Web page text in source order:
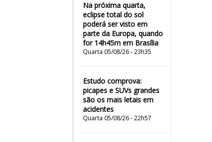
Na próxima quarta,
eclipse total do sol
poderá ser visto em
parte da Europa, quando
for 14h45m em Brasília
Quarta 05/08/26 - 23h35
Estudo comprova:
picapes e SUVs grandes
são os mais letais em
acidentes
Quarta 05/08/26 - 22h57